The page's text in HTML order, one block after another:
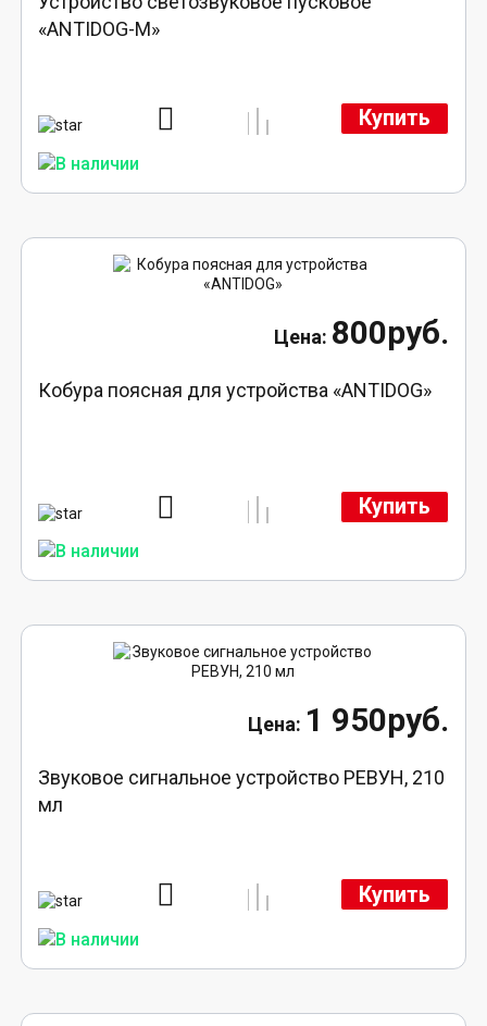
«ANTIDOG-M»
Купить
800руб.
Кобура поясная для устройства «ANTIDOG»
Купить
1 950руб.
Звуковое сигнальное устройство РЕВУН, 210
мл
Купить